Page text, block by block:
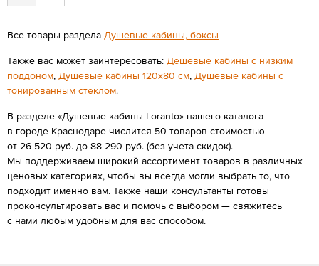
Все товары раздела Душевые кабины, боксы
Также вас может заинтересовать: Дешевые кабины с низким
поддоном, Душевые кабины 120х80 см, Душевые кабины с
тонированным стеклом.
В разделе «Душевые кабины Loranto» нашего каталога
в городе Краснодаре числится 50 товаров стоимостью
от 26 520 руб. до 88 290 руб. (без учета скидок).
Мы поддерживаем широкий ассортимент товаров в различных
ценовых категориях, чтобы вы всегда могли выбрать то, что
подходит именно вам. Также наши консультанты готовы
проконсультировать вас и помочь с выбором — свяжитесь
с нами любым удобным для вас способом.